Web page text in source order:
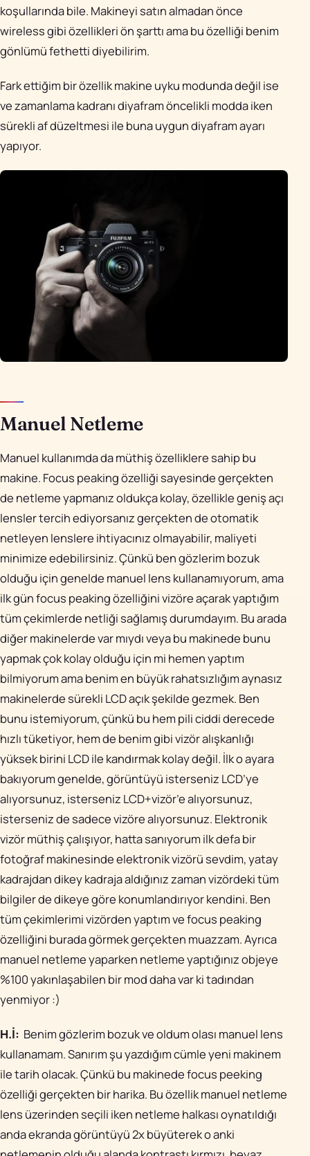
koşullarında bile. Makineyi satın almadan önce
wireless gibi özellikleri ön şarttı ama bu özelliği benim
gönlümü fethetti diyebilirim.
Fark ettiğim bir özellik makine uyku modunda değil ise
ve zamanlama kadranı diyafram öncelikli modda iken
sürekli af düzeltmesi ile buna uygun diyafram ayarı
yapıyor.
Manuel Netleme
Manuel kullanımda da müthiş özelliklere sahip bu
makine. Focus peaking özelliği sayesinde gerçekten
de netleme yapmanız oldukça kolay, özellikle geniş açı
lensler tercih ediyorsanız gerçekten de otomatik
netleyen lenslere ihtiyacınız olmayabilir, maliyeti
minimize edebilirsiniz. Çünkü ben gözlerim bozuk
olduğu için genelde manuel lens kullanamıyorum, ama
ilk gün focus peaking özelliğini vizöre açarak yaptığım
tüm çekimlerde netliği sağlamış durumdayım. Bu arada
diğer makinelerde var mıydı veya bu makinede bunu
yapmak çok kolay olduğu için mi hemen yaptım
bilmiyorum ama benim en büyük rahatsızlığım aynasız
makinelerde sürekli LCD açık şekilde gezmek. Ben
bunu istemiyorum, çünkü bu hem pili ciddi derecede
hızlı tüketiyor, hem de benim gibi vizör alışkanlığı
yüksek birini LCD ile kandırmak kolay değil. İlk o ayara
bakıyorum genelde, görüntüyü isterseniz LCD’ye
alıyorsunuz, isterseniz LCD+vizör’e alıyorsunuz,
isterseniz de sadece vizöre alıyorsunuz. Elektronik
vizör müthiş çalışıyor, hatta sanıyorum ilk defa bir
fotoğraf makinesinde elektronik vizörü sevdim, yatay
kadrajdan dikey kadraja aldığınız zaman vizördeki tüm
bilgiler de dikeye göre konumlandırıyor kendini. Ben
tüm çekimlerimi vizörden yaptım ve focus peaking
özelliğini burada görmek gerçekten muazzam. Ayrıca
manuel netleme yaparken netleme yaptığınız objeye
%100 yakınlaşabilen bir mod daha var ki tadından
yenmiyor :)
H.İ: Benim gözlerim bozuk ve oldum olası manuel lens
kullanamam. Sanırım şu yazdığım cümle yeni makinem
ile tarih olacak. Çünkü bu makinede focus peeking
özelliği gerçekten bir harika. Bu özellik manuel netleme
lens üzerinden seçili iken netleme halkası oynatıldığı
anda ekranda görüntüyü 2x büyüterek o anki